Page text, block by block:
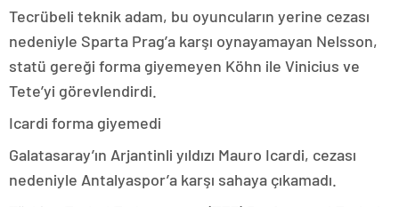
Tecrübeli teknik adam, bu oyuncuların yerine cezası
nedeniyle Sparta Prag’a karşı oynayamayan Nelsson,
statü gereği forma giyemeyen Köhn ile Vinicius ve
Tete’yi görevlendirdi.
Icardi forma giyemedi
Galatasaray’ın Arjantinli yıldızı Mauro Icardi, cezası
nedeniyle Antalyaspor’a karşı sahaya çıkamadı.